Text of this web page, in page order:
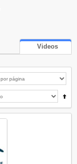
Videos